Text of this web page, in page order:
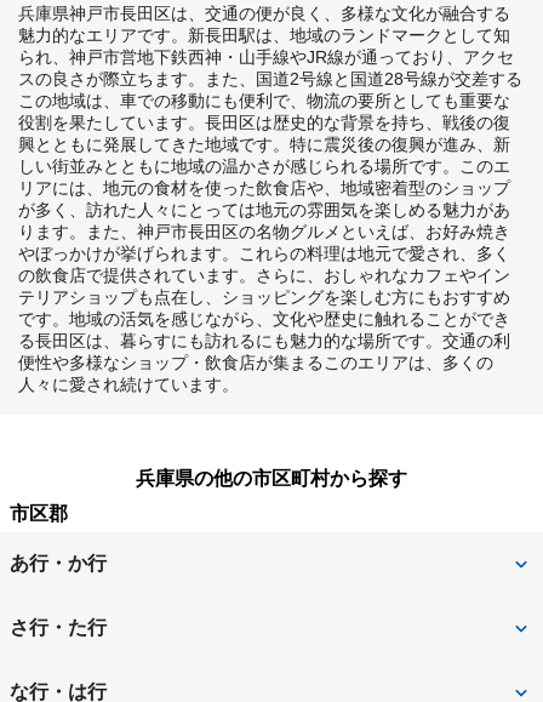
兵庫県神戸市長田区は、交通の便が良く、多様な文化が融合する
魅力的なエリアです。新長田駅は、地域のランドマークとして知
られ、神戸市営地下鉄西神・山手線やJR線が通っており、アクセ
スの良さが際立ちます。また、国道2号線と国道28号線が交差する
この地域は、車での移動にも便利で、物流の要所としても重要な
役割を果たしています。長田区は歴史的な背景を持ち、戦後の復
興とともに発展してきた地域です。特に震災後の復興が進み、新
しい街並みとともに地域の温かさが感じられる場所です。このエ
リアには、地元の食材を使った飲食店や、地域密着型のショップ
が多く、訪れた人々にとっては地元の雰囲気を楽しめる魅力があ
ります。また、神戸市長田区の名物グルメといえば、お好み焼き
やぼっかけが挙げられます。これらの料理は地元で愛され、多く
の飲食店で提供されています。さらに、おしゃれなカフェやイン
テリアショップも点在し、ショッピングを楽しむ方にもおすすめ
です。地域の活気を感じながら、文化や歴史に触れることができ
る長田区は、暮らすにも訪れるにも魅力的な場所です。交通の利
便性や多様なショップ・飲食店が集まるこのエリアは、多くの
人々に愛され続けています。
兵庫県の他の市区町村から探す
市区郡
あ行・か行
相生市
赤穂郡上郡町
さ行・た行
三田市
な行・は行